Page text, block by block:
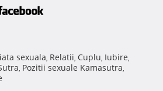
sexuala, Relatii, Cuplu, Iubire,
, Pozitii sexuale Kamasutra,